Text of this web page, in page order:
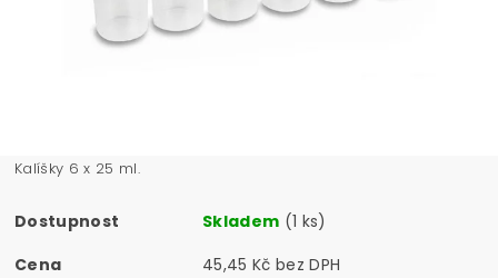
Kalíšky 6 x 25 ml.
Dostupnost Skladem (1 ks)
Cena
45,45 Kč bez DPH